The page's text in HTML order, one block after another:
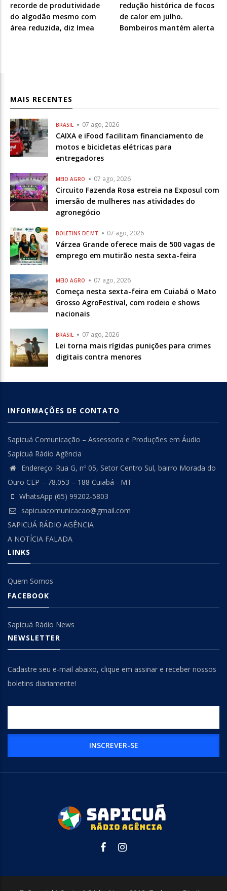
recorde de produtividade
do algodão mesmo com
área reduzida, diz Imea
redução histórica de focos
de calor em julho.
Bombeiros mantém alerta
MAIS RECENTES
BRASIL 07 ago, 2026
CAIXA e iFood facilitam financiamento de
motos e bicicletas elétricas para
entregadores
MEIO AGRO 07 ago, 2026
Circuito Fazenda Rosa estreia na Exposul com
imersão de mulheres nas atividades do
agronegócio
BOLETINS DE MT 07 ago, 2026
Várzea Grande oferece mais de 500 vagas de
emprego em mutirão nesta sexta-feira
MEIO AGRO 07 ago, 2026
Começa nesta sexta-feira em Cuiabá o Mato
Grosso AgroFestival, com rodeio e shows
nacionais
BRASIL 07 ago, 2026
Lei torna mais rígidas punições para crimes
digitais contra menores
INFORMAÇÕES DE CONTATO
Sapicuá Comunicação – Assessoria e Produções em Áudio
Sapicuá Rádio Agência
Endereço: Rua G, nº 05, Setor Centro Sul, bairro Morada do
Ouro CEP – 78.053 – 188 Cuiabá - MT
WhatsApp (65) 99202-5803
sapicuacomunicacao@gmail.com
SAPICUÁ RÁDIO AGÊNCIA
A NOTÍCIA FALADA
LINKS
Quem Somos
FACEBOOK
Sapicuá Rádio News
NEWSLETTER
Cadastre seu e-mail abaixo, clique em assinar e receber nossos
boletins diariamente!